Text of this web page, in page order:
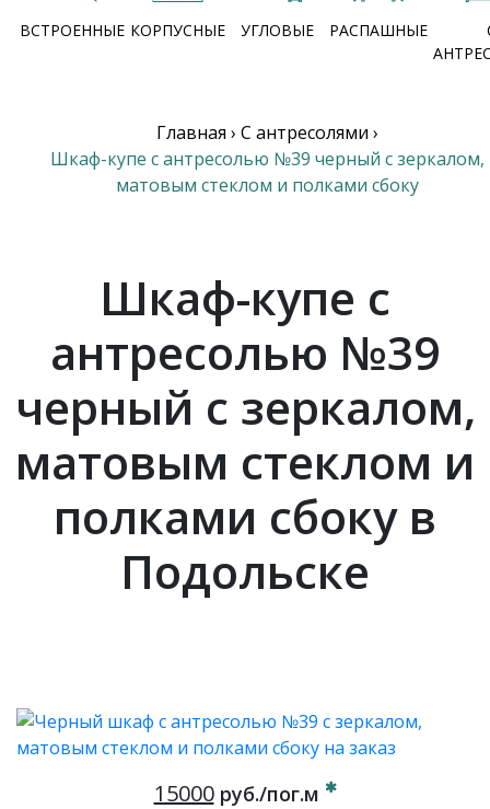
ВСТРОЕННЫЕ КОРПУСНЫЕ УГЛОВЫЕ РАСПАШНЫЕ
Главная › С антресолями ›
Шкаф-купе с антресолью №39 черный с зеркалом,
матовым стеклом и полками сбоку
Шкаф-купе с
антресолью №39
черный с зеркалом,
матовым стеклом и
полками сбоку в
Подольске
15000руб./пог.м